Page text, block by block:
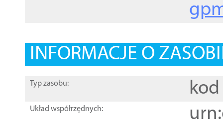
INFORMACJE O
Typ zasobu: kod
Układ współrzędnych: